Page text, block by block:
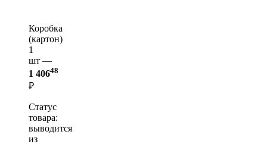
Коробка
(картон)
1
шт —
1 40648
₽
Статус
товара:
выводится
из